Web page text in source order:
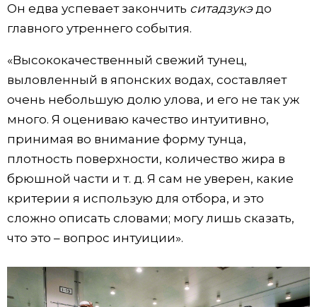
Он едва успевает закончить ситадзукэдо
главного утреннего события.
«Высококачественный свежий тунец,
выловленный в японских водах, составляет
очень небольшую долю улова, и его не так уж
много. Я оцениваю качество интуитивно,
принимая во внимание форму тунца,
плотность поверхности, количество жира в
брюшной части и т. д. Я сам не уверен, какие
критерии я использую для отбора, и это
сложно описать словами; могу лишь сказать,
что это – вопрос интуиции».